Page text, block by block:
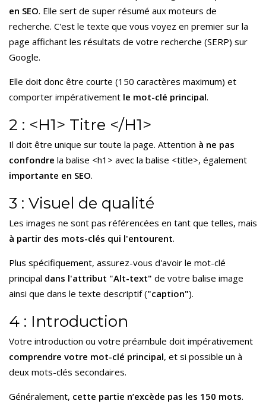
en SEO. Elle sert de super résumé aux moteurs de
recherche. C'est le texte que vous voyez en premier sur la
page affichant les résultats de votre recherche (SERP) sur
Google.
Elle doit donc être courte (150 caractères maximum) et
comporter impérativement le mot-clé principal.
2 : <H1> Titre </H1>
Il doit être unique sur toute la page. Attention à ne pas
confondre la balise <h1> avec la balise <title>, également
importante en SEO.
3 : Visuel de qualité
Les images ne sont pas référencées en tant que telles, mais
à partir des mots-clés qui l'entourent.
Plus spécifiquement, assurez-vous d'avoir le mot-clé
principal dans l'attribut "Alt-text" de votre balise image
ainsi que dans le texte descriptif ("caption").
4 : Introduction
Votre introduction ou votre préambule doit impérativement
comprendre votre mot-clé principal, et si possible un à
deux mots-clés secondaires.
Généralement, cette partie n’excède pas les 150 mots.